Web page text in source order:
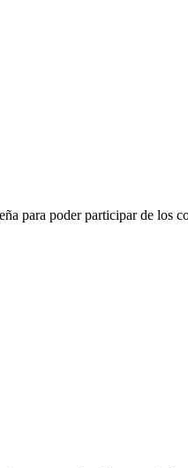
para poder participar de los